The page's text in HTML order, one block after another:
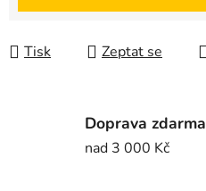
Tisk Zeptat se
Doprava zdarma
nad 3 000 Kč